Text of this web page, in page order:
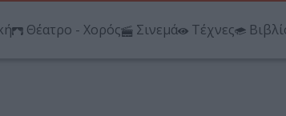
Θέατρο - Χορός Σινεμά Τέχνες